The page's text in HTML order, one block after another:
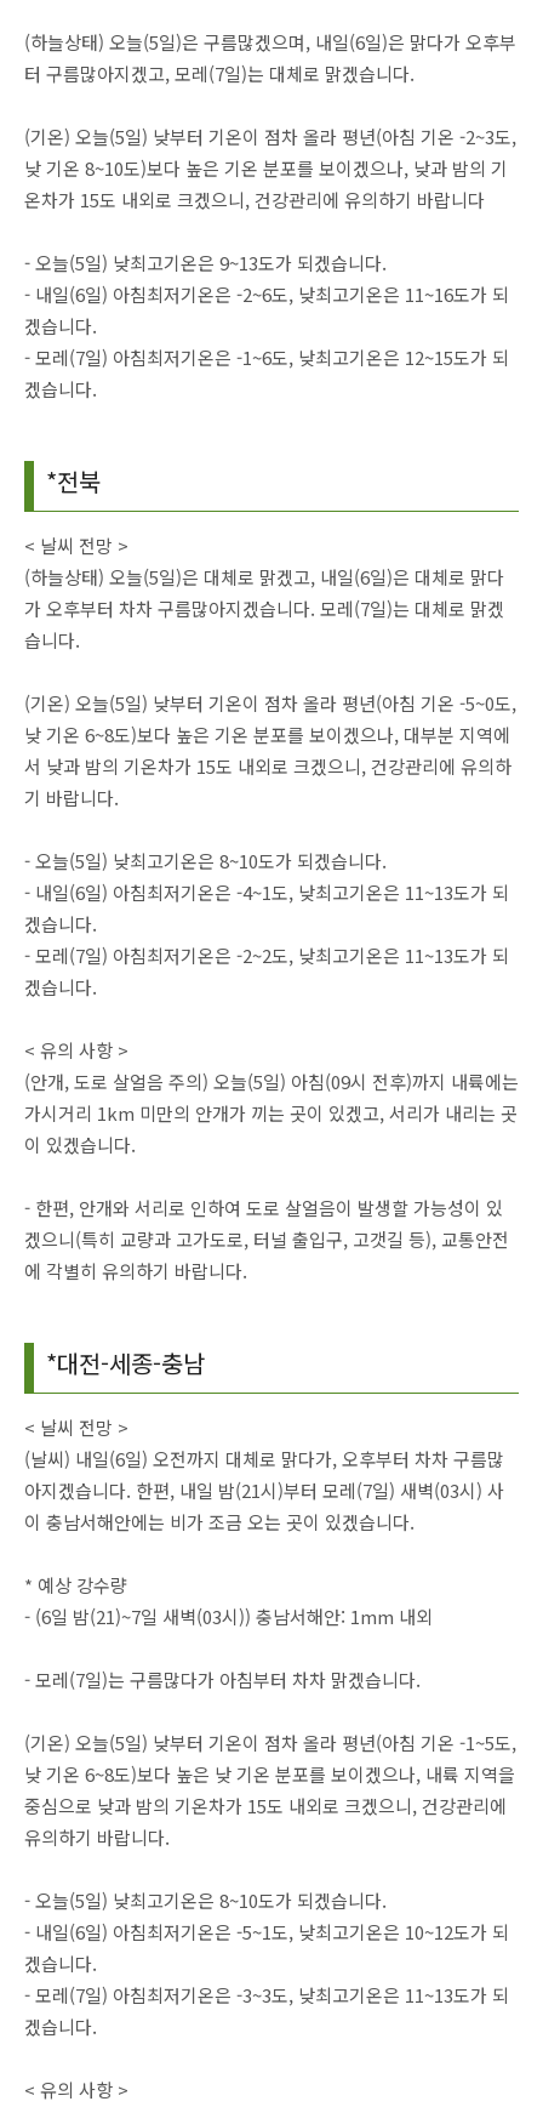
(하늘상태) 오늘(5일)은 구름많겠으며, 내일(6일)은 맑다가 오후부
터 구름많아지겠고, 모레(7일)는 대체로 맑겠습니다.
(기온) 오늘(5일) 낮부터 기온이 점차 올라 평년(아침 기온 -2~3도,
낮 기온 8~10도)보다 높은 기온 분포를 보이겠으나, 낮과 밤의 기
온차가 15도 내외로 크겠으니, 건강관리에 유의하기 바랍니다
- 오늘(5일) 낮최고기온은 9~13도가 되겠습니다.
- 내일(6일) 아침최저기온은 -2~6도, 낮최고기온은 11~16도가 되
겠습니다.
- 모레(7일) 아침최저기온은 -1~6도, 낮최고기온은 12~15도가 되
겠습니다.
*전북
< 날씨 전망 >
(하늘상태) 오늘(5일)은 대체로 맑겠고, 내일(6일)은 대체로 맑다
가 오후부터 차차 구름많아지겠습니다. 모레(7일)는 대체로 맑겠
습니다.
(기온) 오늘(5일) 낮부터 기온이 점차 올라 평년(아침 기온 -5~0도,
낮 기온 6~8도)보다 높은 기온 분포를 보이겠으나, 대부분 지역에
서 낮과 밤의 기온차가 15도 내외로 크겠으니, 건강관리에 유의하
기 바랍니다.
- 오늘(5일) 낮최고기온은 8~10도가 되겠습니다.
- 내일(6일) 아침최저기온은 -4~1도, 낮최고기온은 11~13도가 되
겠습니다.
- 모레(7일) 아침최저기온은 -2~2도, 낮최고기온은 11~13도가 되
겠습니다.
< 유의 사항 >
(안개, 도로 살얼음 주의) 오늘(5일) 아침(09시 전후)까지 내륙에는
가시거리 1km 미만의 안개가 끼는 곳이 있겠고, 서리가 내리는 곳
이 있겠습니다.
- 한편, 안개와 서리로 인하여 도로 살얼음이 발생할 가능성이 있
겠으니(특히 교량과 고가도로, 터널 출입구, 고갯길 등), 교통안전
에 각별히 유의하기 바랍니다.
*대전-세종-충남
< 날씨 전망 >
(날씨) 내일(6일) 오전까지 대체로 맑다가, 오후부터 차차 구름많
아지겠습니다. 한편, 내일 밤(21시)부터 모레(7일) 새벽(03시) 사
이 충남서해안에는 비가 조금 오는 곳이 있겠습니다.
* 예상 강수량
- (6일 밤(21)~7일 새벽(03시)) 충남서해안: 1mm 내외
- 모레(7일)는 구름많다가 아침부터 차차 맑겠습니다.
(기온) 오늘(5일) 낮부터 기온이 점차 올라 평년(아침 기온 -1~5도,
낮 기온 6~8도)보다 높은 낮 기온 분포를 보이겠으나, 내륙 지역을
중심으로 낮과 밤의 기온차가 15도 내외로 크겠으니, 건강관리에
유의하기 바랍니다.
- 오늘(5일) 낮최고기온은 8~10도가 되겠습니다.
- 내일(6일) 아침최저기온은 -5~1도, 낮최고기온은 10~12도가 되
겠습니다.
- 모레(7일) 아침최저기온은 -3~3도, 낮최고기온은 11~13도가 되
겠습니다.
< 유의 사항 >